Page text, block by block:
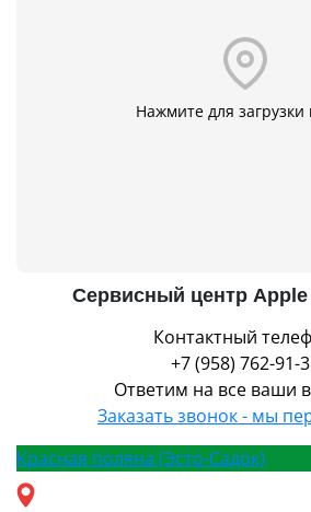
Нажмите для загрузки
Сервисный центр
Контактный
+7 (958) 762-91-
Ответим на все ваши
Заказать звонок - мы
Красная поляна (Эсто-Садок)